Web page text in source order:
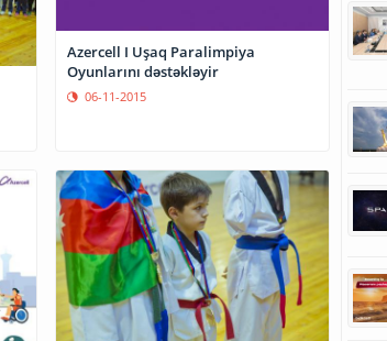
Azercell I Uşaq Paralimpiya
Oyunlarını dəstəkləyir
06-11-2015